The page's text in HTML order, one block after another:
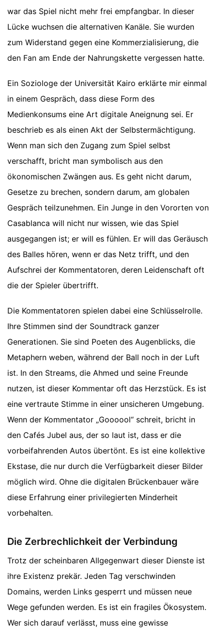
war das Spiel nicht mehr frei empfangbar. In dieser
Lücke wuchsen die alternativen Kanäle. Sie wurden
zum Widerstand gegen eine Kommerzialisierung, die
den Fan am Ende der Nahrungskette vergessen hatte.
Ein Soziologe der Universität Kairo erklärte mir einmal
in einem Gespräch, dass diese Form des
Medienkonsums eine Art digitale Aneignung sei. Er
beschrieb es als einen Akt der Selbstermächtigung.
Wenn man sich den Zugang zum Spiel selbst
verschafft, bricht man symbolisch aus den
ökonomischen Zwängen aus. Es geht nicht darum,
Gesetze zu brechen, sondern darum, am globalen
Gespräch teilzunehmen. Ein Junge in den Vororten von
Casablanca will nicht nur wissen, wie das Spiel
ausgegangen ist; er will es fühlen. Er will das Geräusch
des Balles hören, wenn er das Netz trifft, und den
Aufschrei der Kommentatoren, deren Leidenschaft oft
die der Spieler übertrifft.
Die Kommentatoren spielen dabei eine Schlüsselrolle.
Ihre Stimmen sind der Soundtrack ganzer
Generationen. Sie sind Poeten des Augenblicks, die
Metaphern weben, während der Ball noch in der Luft
ist. In den Streams, die Ahmed und seine Freunde
nutzen, ist dieser Kommentar oft das Herzstück. Es ist
eine vertraute Stimme in einer unsicheren Umgebung.
Wenn der Kommentator „Goooool“ schreit, bricht in
den Cafés Jubel aus, der so laut ist, dass er die
vorbeifahrenden Autos übertönt. Es ist eine kollektive
Ekstase, die nur durch die Verfügbarkeit dieser Bilder
möglich wird. Ohne die digitalen Brückenbauer wäre
diese Erfahrung einer privilegierten Minderheit
vorbehalten.
Die Zerbrechlichkeit der Verbindung
Trotz der scheinbaren Allgegenwart dieser Dienste ist
ihre Existenz prekär. Jeden Tag verschwinden
Domains, werden Links gesperrt und müssen neue
Wege gefunden werden. Es ist ein fragiles Ökosystem.
Wer sich darauf verlässt, muss eine gewisse